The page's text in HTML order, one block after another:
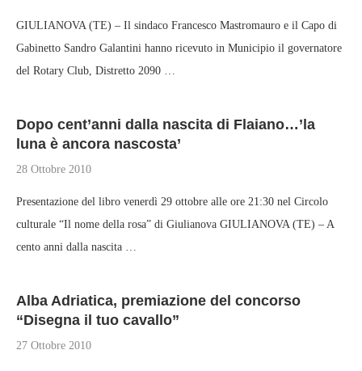
GIULIANOVA (TE) – Il sindaco Francesco Mastromauro e il Capo di
Gabinetto Sandro Galantini hanno ricevuto in Municipio il governatore
del Rotary Club, Distretto 2090 …
Dopo cent’anni dalla nascita di Flaiano…’la
luna è ancora nascosta’
28 Ottobre 2010
Presentazione del libro venerdì 29 ottobre alle ore 21:30 nel Circolo
culturale “Il nome della rosa” di Giulianova GIULIANOVA (TE) – A
cento anni dalla nascita …
Alba Adriatica, premiazione del concorso
“Disegna il tuo cavallo”
27 Ottobre 2010